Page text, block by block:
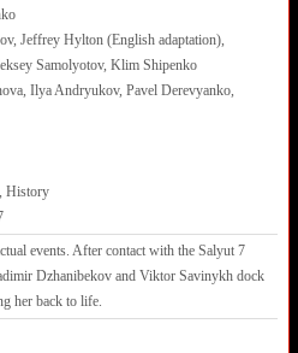
Jeffrey Hylton (English adaptation),
Samolyotov, Klim Shipenko
Ilya Andryukov, Pavel Derevyanko,
History
events. After contact with the Salyut 7
Dzhanibekov and Viktor Savinykh dock
her back to life.